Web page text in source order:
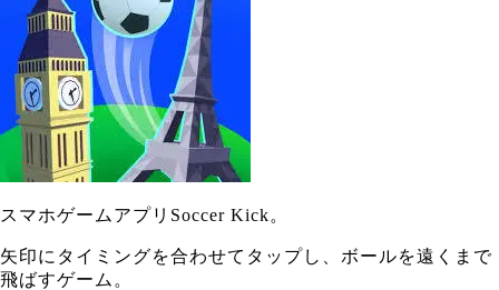
スマホゲームアプリSoccer Kick。
矢印にタイミングを合わせてタップし、ボールを遠くまで
飛ばすゲーム。